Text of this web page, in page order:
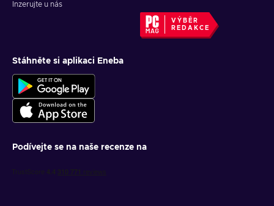
Inzerujte u nás
VÝBĚR
REDAKCE
Stáhněte si aplikaci Eneba
Podívejte se na naše recenze na